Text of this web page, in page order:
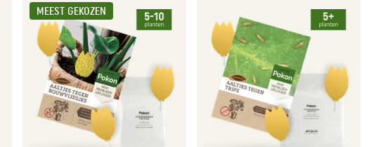
MEEST GEKOZEN